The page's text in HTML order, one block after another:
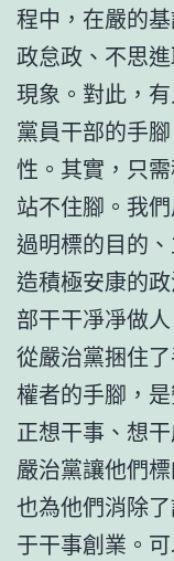
程中，在嚴的
政怠政、不思
現象。對此，
黨員干部的手
性。其實，只
站不住腳。我
過明標的目的
造積極安康的
部干干凈凈做
從嚴治黨捆住
權者的手腳，
正想干事、想
嚴治黨讓他們
也為他們消除
于干事創業。